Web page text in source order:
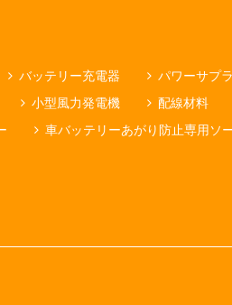
バッテリー充電器
パワーサプ
小型風力発電機 配線材料
車バッテリーあがり防止専用ソ